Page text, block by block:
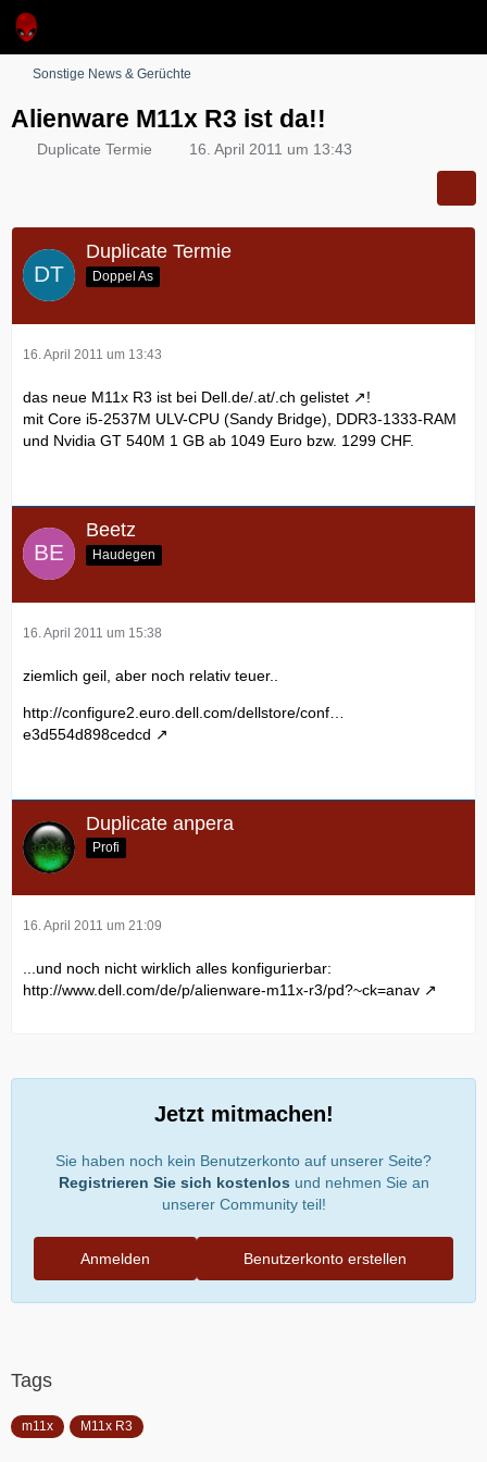
Sonstige News & Gerüchte
Alienware M11x R3 ist da!!
Duplicate Termie 16. April 2011 um 13:43
Duplicate Termie
Doppel As
16. April 2011 um 13:43
das neue M11x R3 ist bei Dell.de/.at/.ch gelistet
!
mit Core i5-2537M ULV-CPU (Sandy Bridge), DDR3-1333-RAM
und Nvidia GT 540M 1 GB ab 1049 Euro bzw. 1299 CHF.
Beetz
Haudegen
16. April 2011 um 15:38
ziemlich geil, aber noch relativ teuer..
http://configure2.euro.dell.com/dellstore/conf…
e3d554d898cedcd
Duplicate anpera
Profi
16. April 2011 um 21:09
...und noch nicht wirklich alles konfigurierbar:
http://www.dell.com/de/p/alienware-m11x-r3/pd?~ck=anav
Jetzt mitmachen!
Sie haben noch kein Benutzerkonto auf unserer Seite?
Registrieren Sie sich kostenlos und nehmen Sie an
unserer Community teil!
Benutzerkonto erstellen
Anmelden
Tags
m11x M11x R3